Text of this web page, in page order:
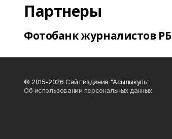
Партнеры
Фотобанк журналистов РБ
© 2015-2026 Сайт издания "Асылыкуль"
Об использовании персональных данных